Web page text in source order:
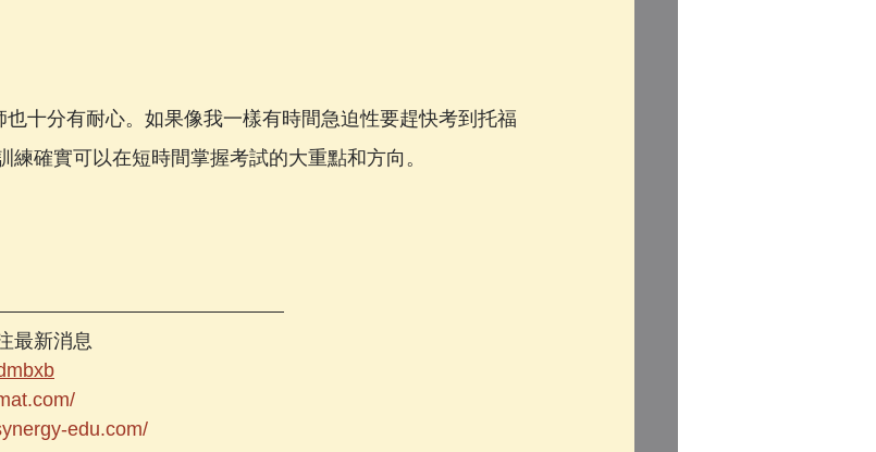
十分有耐心。如果像我一樣有時間急迫性要趕快考到托福
確實可以在短時間掌握考試的大重點和方向。
最新消息
edu.com/